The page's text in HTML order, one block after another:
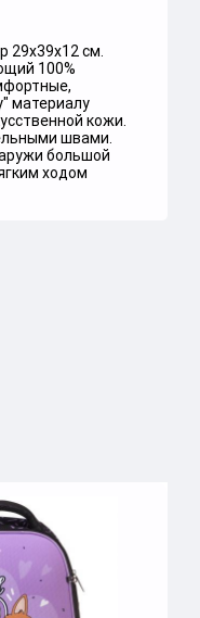
29x39x12 см.
100%
материалу
кожи.
швами.
большой
ходом